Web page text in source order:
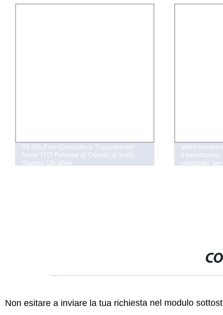
99.9% Film Conduttivo Trasparente
Nano ITO Polvere di Ossido di Indio
Stagno Ultrafine
Vetro
rinforzato
Non esitare a inviare la tua richiesta nel modulo